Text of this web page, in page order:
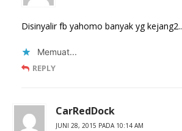
Disinyalir fb yahomo banyak yg kejang2..
Memuat...
REPLY
CarRedDock
JUNI 28, 2015 PADA 10:14 AM